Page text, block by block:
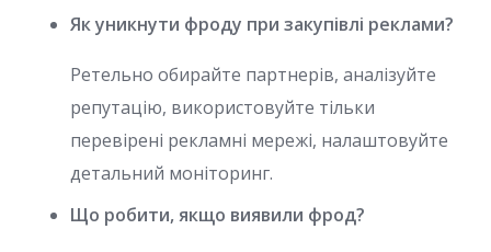
Як уникнути фроду при закупівлі реклами?
Ретельно обирайте партнерів, аналізуйте
репутацію, використовуйте тільки
перевірені рекламні мережі, налаштовуйте
детальний моніторинг.
Що робити, якщо виявили фрод?